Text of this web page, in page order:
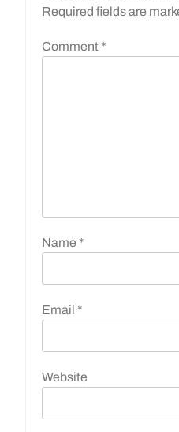
Required fields are
Comment *
Name *
Email *
Website